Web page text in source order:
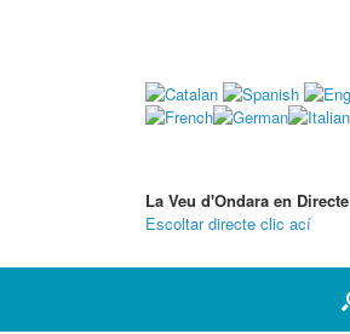
La Veu d'Ondara en Directe
Escoltar directe clic ací